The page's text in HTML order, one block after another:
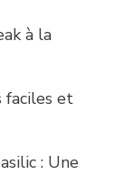
à la
faciles et
: Une